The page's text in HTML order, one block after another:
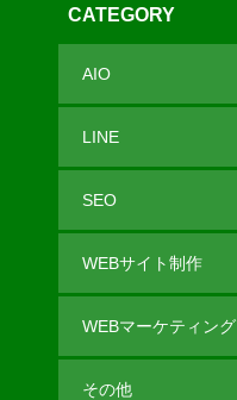
CATEGORY
AIO
LINE
SEO
WEBサイト制作
WEBマーケティング
その他